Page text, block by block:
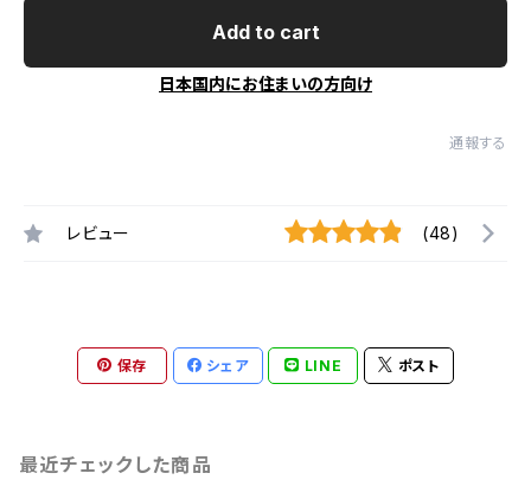
Add to cart
日本国内にお住まいの方向け
通報する
レビュー (48)
保存 シェア LINE ポスト
最近チェックした商品